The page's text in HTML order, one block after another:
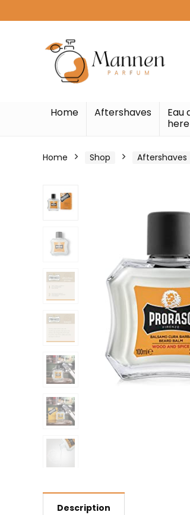
Home Aftershaves
Eau
Home Shop Aftershaves
Description